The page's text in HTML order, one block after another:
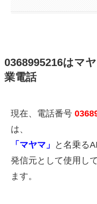
0368995216はマ
業電話
現在、電話番号
は、
「マヤマ」
と名乗る
発信元として使用し
ます。